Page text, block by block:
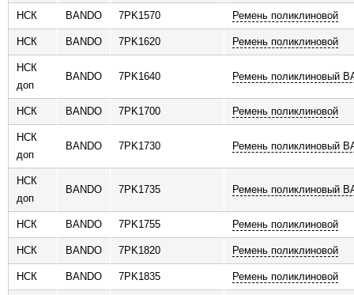
НСК BANDO 7PK1570 Ремень поликлиновой
НСК BANDO 7PK1620 Ремень поликлиновой
НСК
доп
BANDO 7PK1640 Ремень поликлиновый
НСК BANDO 7PK1700 Ремень поликлиновой
НСК
доп
BANDO 7PK1730 Ремень поликлиновый
НСК
доп
BANDO 7PK1735 Ремень поликлиновый
НСК BANDO 7PK1755 Ремень поликлиновой
НСК BANDO 7PK1820 Ремень поликлиновой
НСК BANDO 7PK1835 Ремень поликлиновой